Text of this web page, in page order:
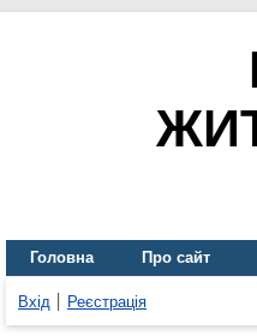
Головна Про сайт
Вхід Реєстрація